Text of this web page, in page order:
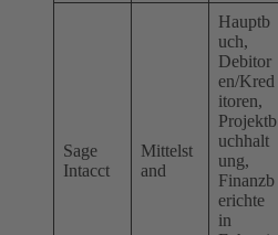
Sage
Intacct
Mittelst
and
Hauptb
uch,
Debitor
en/Kred
itoren,
Projektb
uchhalt
ung,
Finanzb
erichte
in